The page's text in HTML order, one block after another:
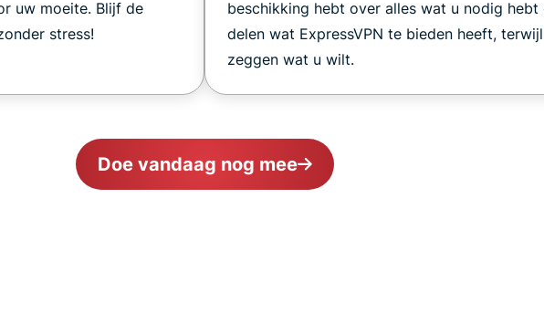
uw moeite. Blijf de
stress!
beschikking hebt over alles wat u nodig
delen wat ExpressVPN te bieden heeft,
zeggen wat u wilt.
Doe vandaag nog mee